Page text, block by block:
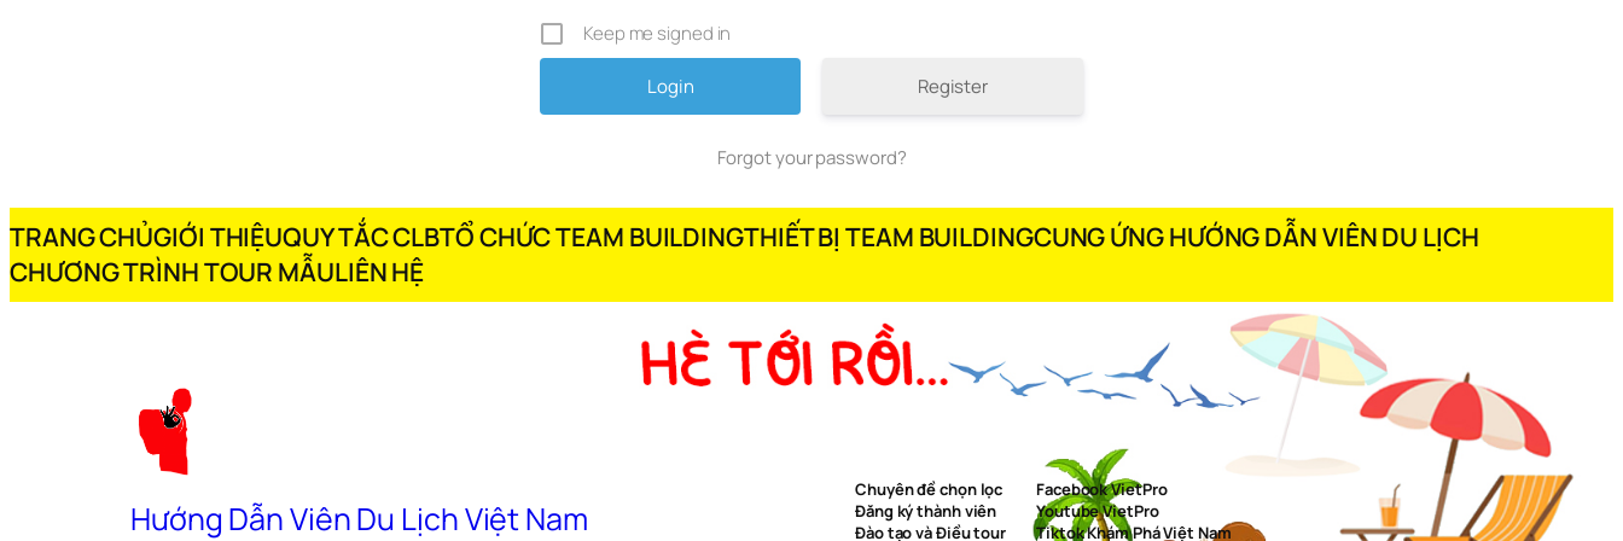
Keep me signed in
Register
Forgot your password?
TRANG CHỦGIỚI THIỆUQUY TẮC CLBTỔ CHỨC TEAM BUILDINGTHIẾT BỊ TEAM BUILDINGCUNG ỨNG HƯỚNG DẪN VIÊN DU LỊCH
CHƯƠNG TRÌNH TOUR MẪULIÊN HỆ
Hướng Dẫn Viên Du Lịch Việt Nam
Chuyên đề chọn lọc
Đăng ký thành viên
Đào tạo và Điều tour
Facebook VietPro
Youtube VietPro
Tiktok Khám Phá Việt Nam